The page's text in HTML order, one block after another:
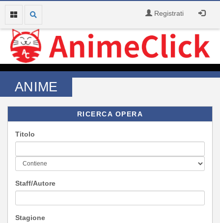
Registrati
ANIME
RICERCA OPERA
Titolo
Staff/Autore
Stagione